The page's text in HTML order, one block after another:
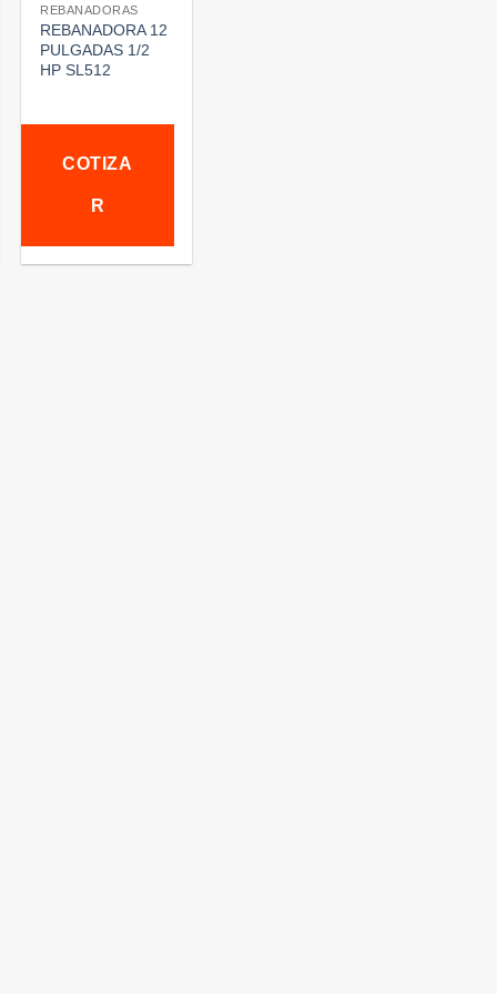
REBANADORAS
REBANADORA 12
PULGADAS 1/2
HP SL512
COTIZA
R